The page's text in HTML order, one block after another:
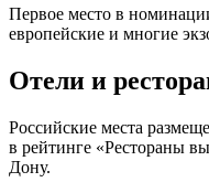
Первое место в
европейские и многие
Отели и
Российские места
в рейтинге «Рестораны
Дону.